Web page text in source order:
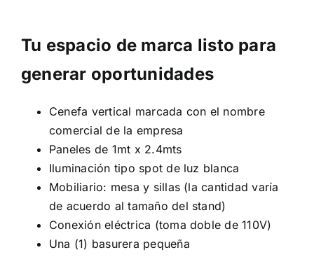
Tu espacio de marca listo para
generar oportunidades
Cenefa vertical marcada con el nombre
comercial de la empresa
Paneles de 1mt x 2.4mts
Iluminación tipo spot de luz blanca
Mobiliario: mesa y sillas (la cantidad varía
de acuerdo al tamaño del stand)
Conexión eléctrica (toma doble de 110V)
Una (1) basurera pequeña